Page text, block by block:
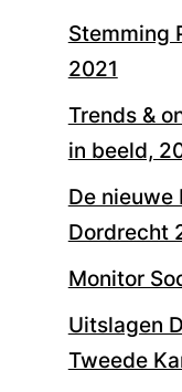
Stemming
2021
Trends &
in beeld,
De nieuwe
Dordrecht
Monitor
Uitslagen
Tweede